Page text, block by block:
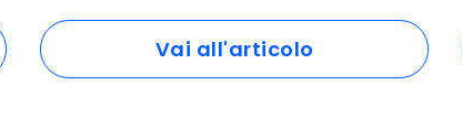
Vai all'articolo